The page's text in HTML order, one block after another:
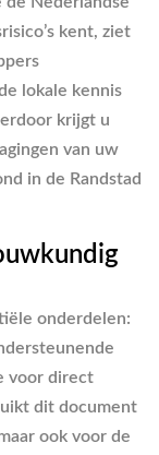
kent, ziet
lokale kennis
krijgt u
van uw
in de Randstad
onderdelen:
voor direct
dit document
ook voor de